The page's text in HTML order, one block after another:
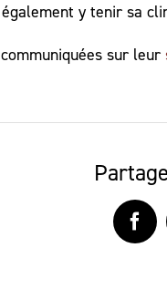
y tenir sa
sur leur